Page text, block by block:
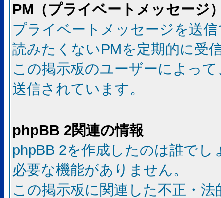
PM（プライベートメッセージ
プライベートメッセージを送
読みたくないPMを定期的に受
この掲示板のユーザーによっ
送信されています。
phpBB 2関連の情報
phpBB 2を作成したのは誰でし
必要な機能がありません。
この掲示板に関連した不正・